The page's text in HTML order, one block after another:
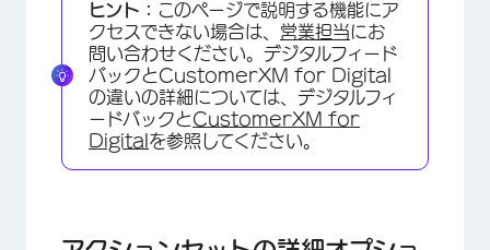
オプションを表示
カスタムトリガーオプション
高度なオプション
ヒント： このページで説明する機能にア
クセスできない場合は、 営業担当にお
問い合わせください。デジタルフィード
バックとCustomerXM for Digital
の違いの詳細については、デジタルフィ
ードバックとCustomerXM for
Digital を参照してください。